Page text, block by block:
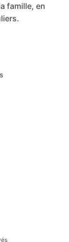
famille, en